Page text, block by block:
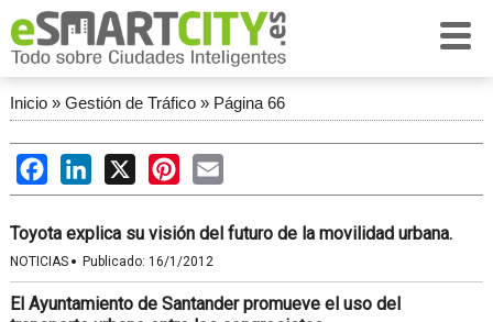
Inicio» Gestión de Tráfico» Página 66
FacebookLinkedIn
X PinterestEmail
Toyota explica su visión del futuro de la movilidad urbana.
NOTICIAS · Publicado: 16/1/2012
El Ayuntamiento de Santander promueve el uso del